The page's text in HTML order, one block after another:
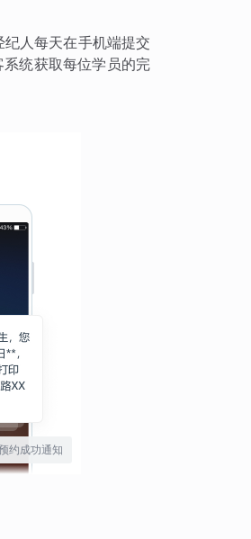
人每天在手机端提交
统获取每位学员的完
约成功通知